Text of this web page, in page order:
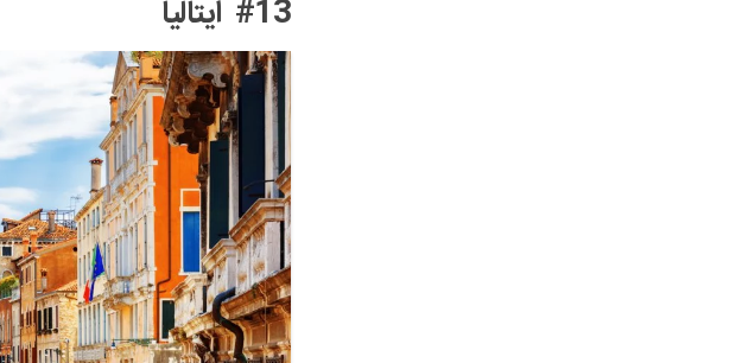
#13 ایتالیا